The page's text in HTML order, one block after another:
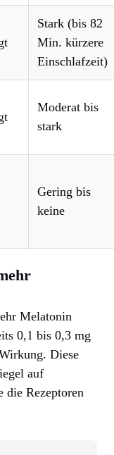
Stark (bis 82
Min. kürzere
Einschlafzeit)
Moderat bis
stark
Gering bis
keine
Melatonin
0,1 bis 0,3 mg
Diese
auf
die Rezeptoren